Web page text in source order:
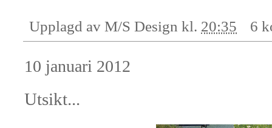
Upplagd av M/S Design kl. 20:35 6
10 januari 2012
Utsikt...